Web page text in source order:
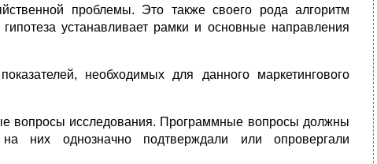
проблемы. Это также своего рода алгоритм
устанавливает рамки и основные направления
необходимых для данного маркетингового
вопросы исследования. Программные вопросы должны
них однозначно подтверждали или опровергали